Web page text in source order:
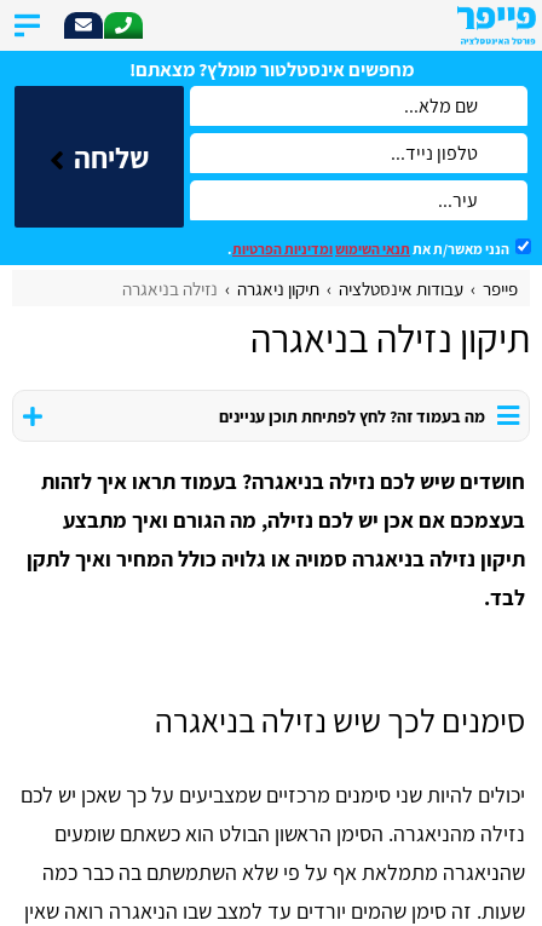
מחפשים אינסטלטור מומלץ? מצאתם!
שליחה
הנני מאשר/ת את תנאי השימושומדיניות הפרטיות.
פייפר עבודות אינסטלציה תיקון ניאגרה נזילה בניאגרה
תיקון נזילה בניאגרה
מה בעמוד זה? לחץ לפתיחת תוכן עניינים
חושדים שיש לכם נזילה בניאגרה? בעמוד תראו איך לזהות
בעצמכם אם אכן יש לכם נזילה, מה הגורם ואיך מתבצע
תיקון נזילה בניאגרה סמויה או גלויה כולל המחיר ואיך לתקן
לבד.
סימנים לכך שיש נזילה בניאגרה
יכולים להיות שני סימנים מרכזיים שמצביעים על כך שאכן יש לכם
נזילה מהניאגרה. הסימן הראשון הבולט הוא כשאתם שומעים
שהניאגרה מתמלאת אף על פי שלא השתמשתם בה כבר כמה
שעות. זה סימן שהמים יורדים עד למצב שבו הניאגרה רואה שאין